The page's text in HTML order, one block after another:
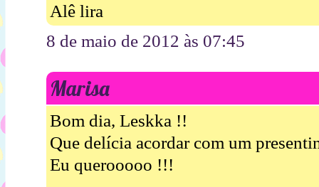
Alê lira
8 de maio de 2012 às 07:45
Marisa
Bom dia, Leskka !!
Que delícia acordar com um
Eu querooooo !!!